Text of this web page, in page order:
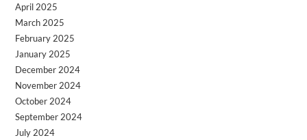
April 2025
March 2025
February 2025
January 2025
December 2024
November 2024
October 2024
September 2024
July 2024